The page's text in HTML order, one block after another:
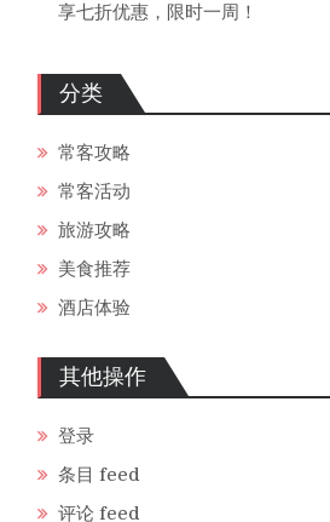
享七折优惠，限时一周！
分类
常客攻略
常客活动
旅游攻略
美食推荐
酒店体验
其他操作
登录
条目 feed
评论 feed